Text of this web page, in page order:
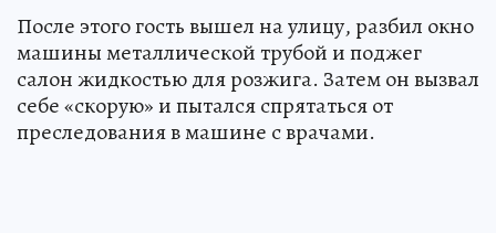
После этого гость вышел на улицу, разбил окно
машины металлической трубой и поджег
салон жидкостью для розжига. Затем он вызвал
себе «скорую» и пытался спрятаться от
преследования в машине с врачами.